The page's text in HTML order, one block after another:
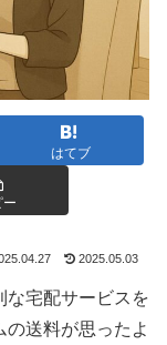
はてブ
ー
2025.05.03
な宅配サービスを
送料が思ったよ